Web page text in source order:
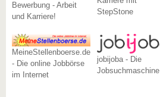
Bewerbung - Arbeit
und Karriere!
StepStone
MeineStellenboerse.de
- Die online Jobbörse
im Internet
jobijoba - Die
Jobsuchmaschine